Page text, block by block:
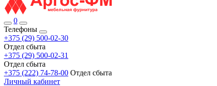
0
Телефоны
+375 (29) 500-02-30
Отдел сбыта
+375 (29) 500-02-31
Отдел сбыта
+375 (222) 74-78-00 Отдел сбыта
Личный кабинет